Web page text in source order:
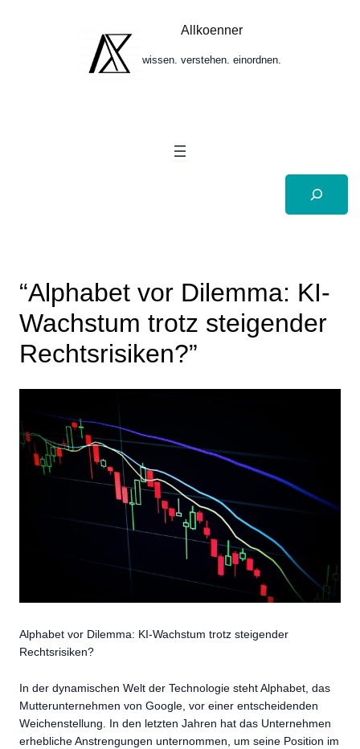
Allkoenner
wissen. verstehen. einordnen.
Suchen
“Alphabet vor Dilemma: KI-
Wachstum trotz steigender
Rechtsrisiken?”
Alphabet vor Dilemma: KI-Wachstum trotz steigender
Rechtsrisiken?
In der dynamischen Welt der Technologie steht Alphabet, das
Mutterunternehmen von Google, vor einer entscheidenden
Weichenstellung. In den letzten Jahren hat das Unternehmen
erhebliche Anstrengungen unternommen, um seine Position im